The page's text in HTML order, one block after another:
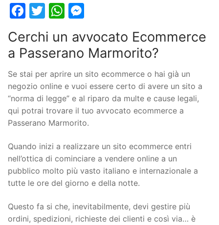
Facebook
TwitterWhatsApp
Cerchi un avvocato Ecommerce
a Passerano Marmorito?
Se stai per aprire un sito ecommerce o hai già un
negozio online e vuoi essere certo di avere un sito a
“norma di legge” e al riparo da multe e cause legali,
qui potrai trovare il tuo avvocato ecommerce a
Passerano Marmorito.
Quando inizi a realizzare un sito ecommerce entri
nell’ottica di cominciare a vendere online a un
pubblico molto più vasto italiano e internazionale a
tutte le ore del giorno e della notte.
Questo fa si che, inevitabilmente, devi gestire più
ordini, spedizioni, richieste dei clienti e così via… è